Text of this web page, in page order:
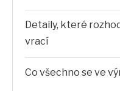
Detaily, které
vrací
Co všechno se ve